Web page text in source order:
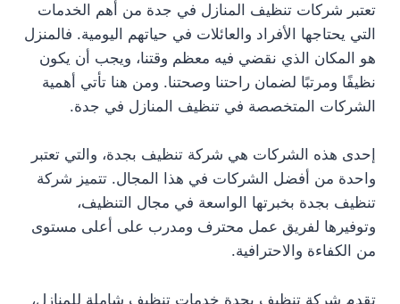
تعتبر شركات تنظيف المنازل في جدة من أهم الخدمات
التي يحتاجها الأفراد والعائلات في حياتهم اليومية. فالمنزل
هو المكان الذي نقضي فيه معظم وقتنا، ويجب أن يكون
نظيفًا ومرتبًا لضمان راحتنا وصحتنا. ومن هنا تأتي أهمية
الشركات المتخصصة في تنظيف المنازل في جدة.
إحدى هذه الشركات هي شركة تنظيف بجدة، والتي تعتبر
واحدة من أفضل الشركات في هذا المجال. تتميز شركة
تنظيف بجدة بخبرتها الواسعة في مجال التنظيف،
وتوفيرها لفريق عمل محترف ومدرب على أعلى مستوى
من الكفاءة والاحترافية.
تقدم شركة تنظيف بجدة خدمات تنظيف شاملة للمنازل،